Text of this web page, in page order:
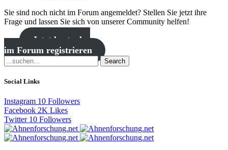
Sie sind noch nicht im Forum angemeldet? Stellen Sie jetzt ihre
Frage und lassen Sie sich von unserer Community helfen!
Jetzt kostenlos
im Forum registrieren
Search
Social Links
Instagram 10 Followers
Facebook 2K Likes
Twitter 10 Followers